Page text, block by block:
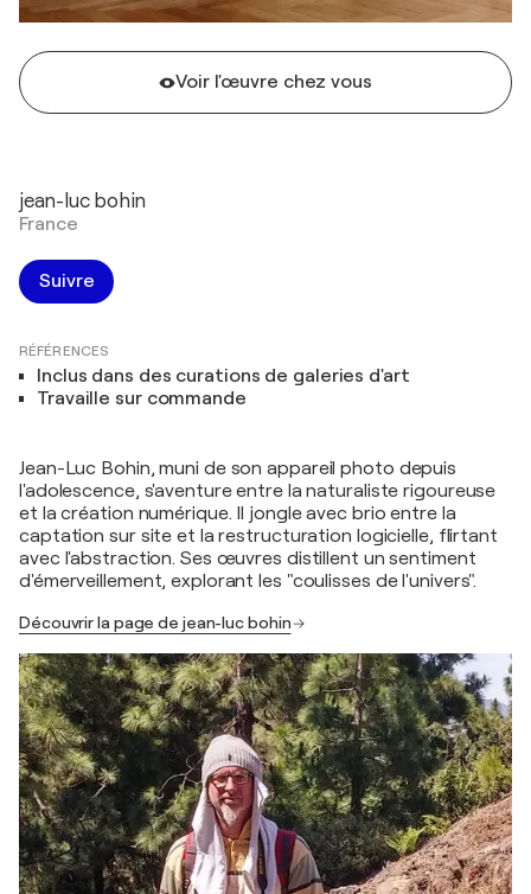
Voir l'œuvre chez vous
jean-luc bohin
France
Suivre
RÉFÉRENCES
Inclus dans des curations de galeries d'art
Travaille sur commande
Jean-Luc Bohin, muni de son appareil photo depuis
l'adolescence, s'aventure entre la naturaliste rigoureuse
et la création numérique. Il jongle avec brio entre la
captation sur site et la restructuration logicielle, flirtant
avec l'abstraction. Ses œuvres distillent un sentiment
d'émerveillement, explorant les "coulisses de l'univers".
Découvrir la page de jean-luc bohin